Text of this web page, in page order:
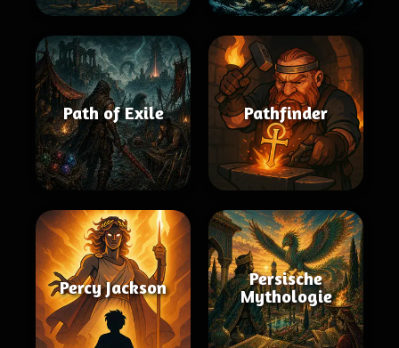
Path of Exile Pathfinder
Percy Jackson
Persische
Mythologie